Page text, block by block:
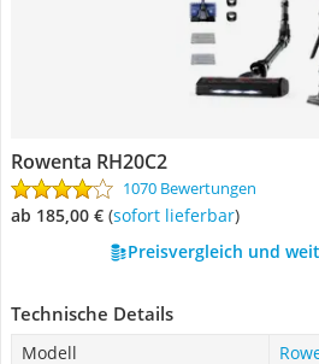
Rowenta RH20C2
1070 Bewertungen
ab 185,00 € ( Sofort lieferbar)
Preisvergleich und
Technische Details
Modell